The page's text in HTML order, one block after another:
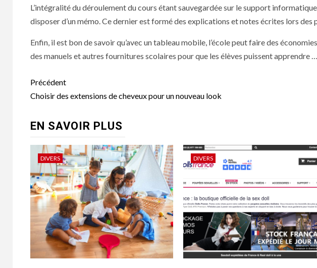
L’intégralité du déroulement du cours étant sauvegardée sur le support
disposer d’un mémo. Ce dernier est formé des explications et notes écrites lors des
Enfin, il est bon de savoir qu’avec un tableau mobile, l’école peut faire des
des manuels et autres fournitures scolaires pour que les élèves puissent apprendre …
Navigation
d’article
Précédent
Choisir des extensions de cheveux pour un nouveau look
EN SAVOIR PLUS
DIVERS DIVERS